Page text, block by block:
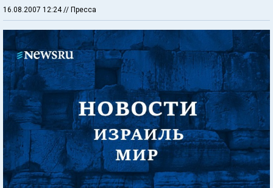
16.08.2007 12:24// Пресса